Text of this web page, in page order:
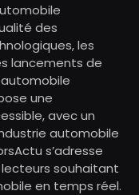
des
les
lancements de
une
avec un
automobile
s’adresse
souhaitant
en temps réel.